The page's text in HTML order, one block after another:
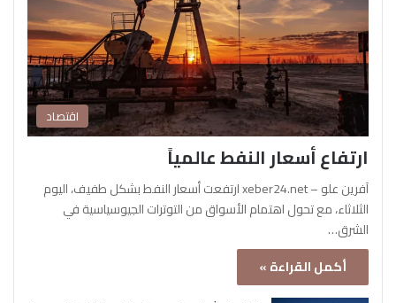
اقتصاد
ارتفاع أسعار النفط عالمياً
آفرين علو – xeber24.net ارتفعت أسعار النفط بشكل طفيف، اليوم
الثلاثاء، مع تحول اهتمام الأسواق من التوترات الجيوسياسية في
الشرق…
أكمل القراءة »